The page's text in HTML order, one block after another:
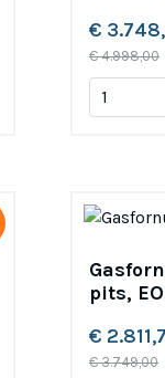
€
€ 4.998,00
pits, EO
€
€ 3.749,00